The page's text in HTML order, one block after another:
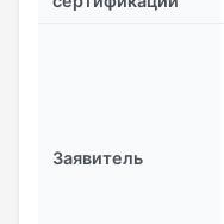
Заявитель